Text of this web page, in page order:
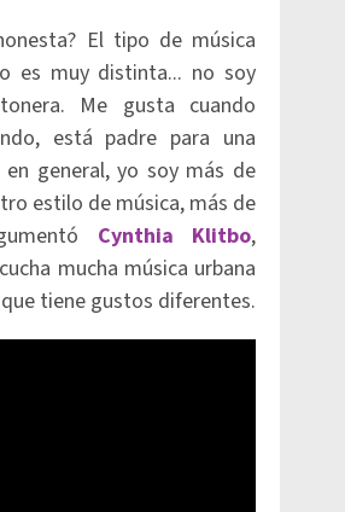
El tipo de música
es muy distinta... no soy
Me gusta cuando
está padre para una
general, yo soy más de
estilo de música, más de
Cynthia Klitbo,
mucha música urbana
tiene gustos diferentes.